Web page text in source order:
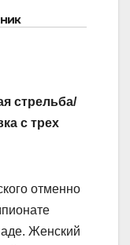
стрельба/
с трех
отменно
Женский